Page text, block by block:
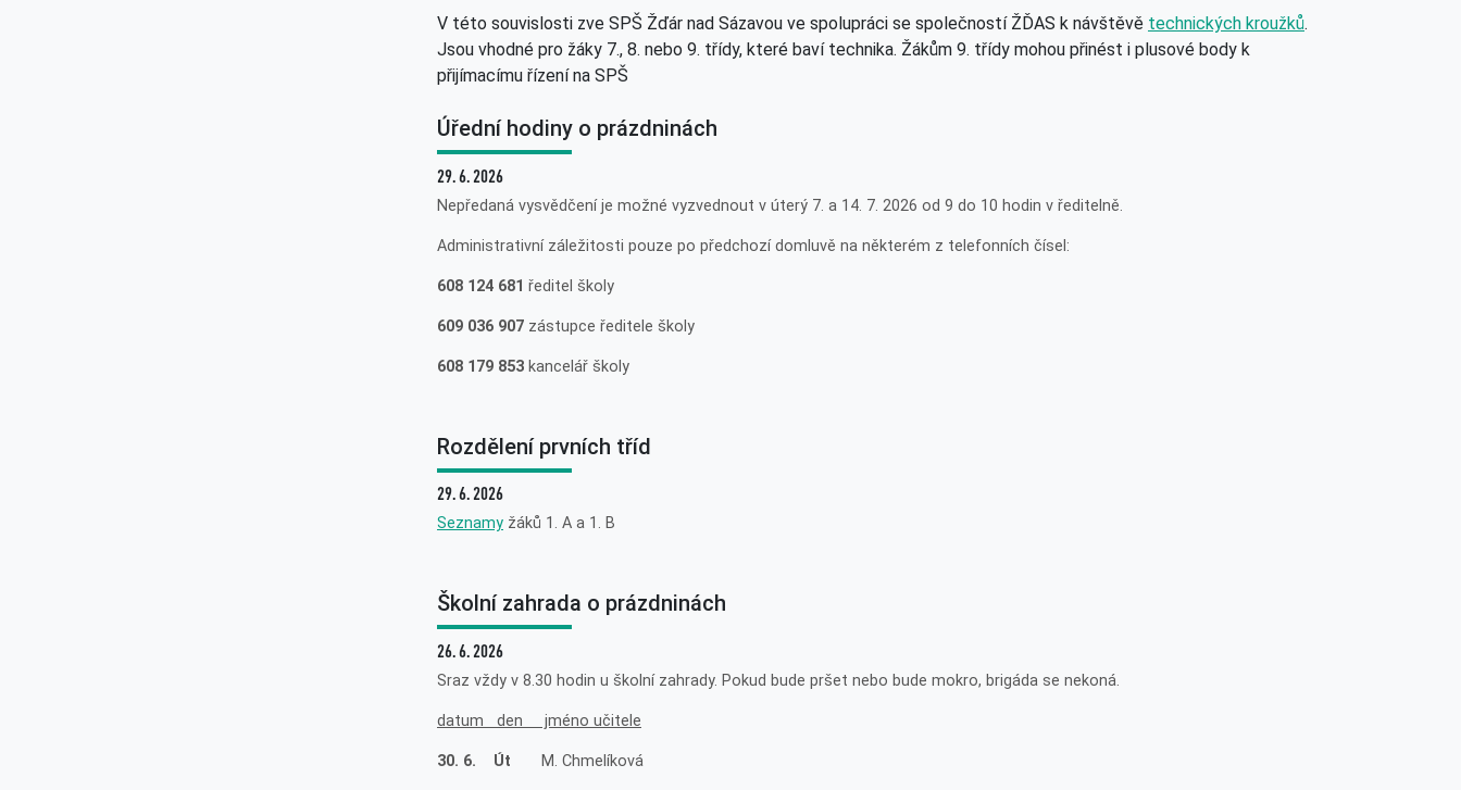
V této souvislosti zve SPŠ Žďár nad Sázavou ve spolupráci se společností ŽĎAS k návštěvě technických kroužků.
Jsou vhodné pro žáky 7., 8. nebo 9. třídy, které baví technika. Žákům 9. třídy mohou přinést i plusové body k
přijímacímu řízení na SPŠ
Úřední hodiny o prázdninách
29. 6. 2026
Nepředaná vysvědčení je možné vyzvednout v úterý 7. a 14. 7. 2026 od 9 do 10 hodin v ředitelně.
Administrativní záležitosti pouze po předchozí domluvě na některém z telefonních čísel:
608 124 681 ředitel školy
609 036 907 zástupce ředitele školy
608 179 853 kancelář školy
Rozdělení prvních tříd
29. 6. 2026
Seznamy žáků 1. A a 1. B
Školní zahrada o prázdninách
26. 6. 2026
Sraz vždy v 8.30 hodin u školní zahrady. Pokud bude pršet nebo bude mokro, brigáda se nekoná.
datum den jméno učitele
30. 6. Út M. Chmelíková